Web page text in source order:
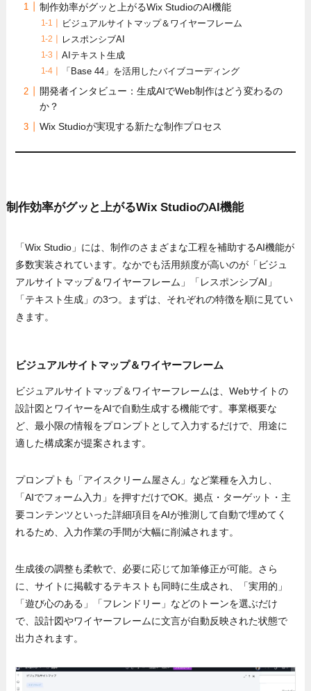
制作効率がグッと上がるWix StudioのAI機能
ビジュアルサイトマップ＆ワイヤーフレーム
レスポンシブAI
AIテキスト生成
「Base 44」を活用したバイブコーディング
開発者インタビュー：生成AIでWeb制作はどう変わるの
か？
Wix Studioが実現する新たな制作プロセス
制作効率がグッと上がるWix StudioのAI機能
「Wix Studio」には、制作のさまざまな工程を補助するAI機能が
多数実装されています。なかでも活用頻度が高いのが「ビジュ
アルサイトマップ＆ワイヤーフレーム」「レスポンシブAI」
「テキスト生成」の3つ。まずは、それぞれの特徴を順に見てい
きます。
ビジュアルサイトマップ＆ワイヤーフレーム
ビジュアルサイトマップ＆ワイヤーフレームは、Webサイトの
設計図とワイヤーをAIで自動生成する機能です。事業概要な
ど、最小限の情報をプロンプトとして入力するだけで、用途に
適した構成案が提案されます。
プロンプトも「アイスクリーム屋さん」など業種を入力し、
「AIでフォーム入力」を押すだけでOK。拠点・ターゲット・主
要コンテンツといった詳細項目をAIが推測して自動で埋めてく
れるため、入力作業の手間が大幅に削減されます。
生成後の調整も柔軟で、必要に応じて加筆修正が可能。さら
に、サイトに掲載するテキストも同時に生成され、「実用的」
「遊び心のある」「フレンドリー」などのトーンを選ぶだけ
で、設計図やワイヤーフレームに文言が自動反映された状態で
出力されます。